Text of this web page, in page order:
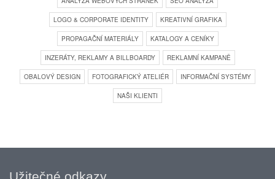
LOGO & CORPORATE IDENTITY KREATIVNÍ GRAFIKA
PROPAGAČNÍ MATERIÁLY KATALOGY A CENÍKY
INZERÁTY, REKLAMY A BILLBOARDY REKLAMNÍ KAMPANĚ
OBALOVÝ DESIGN FOTOGRAFICKÝ ATELIÉR INFORMAČNÍ SYSTÉMY
NAŠI KLIENTI